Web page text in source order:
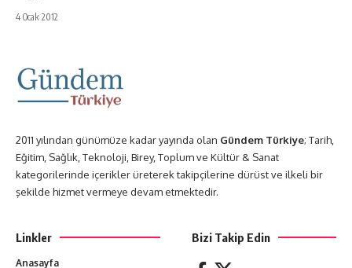
4 Ocak 2012
2011 yılından günümüze kadar yayında olan Gündem Türkiye; Tarih,
Eğitim, Sağlık, Teknoloji, Birey, Toplum ve Kültür & Sanat
kategorilerinde içerikler üreterek takipçilerine dürüst ve ilkeli bir
şekilde hizmet vermeye devam etmektedir.
Linkler
Anasayfa
Bizi Takip Edin